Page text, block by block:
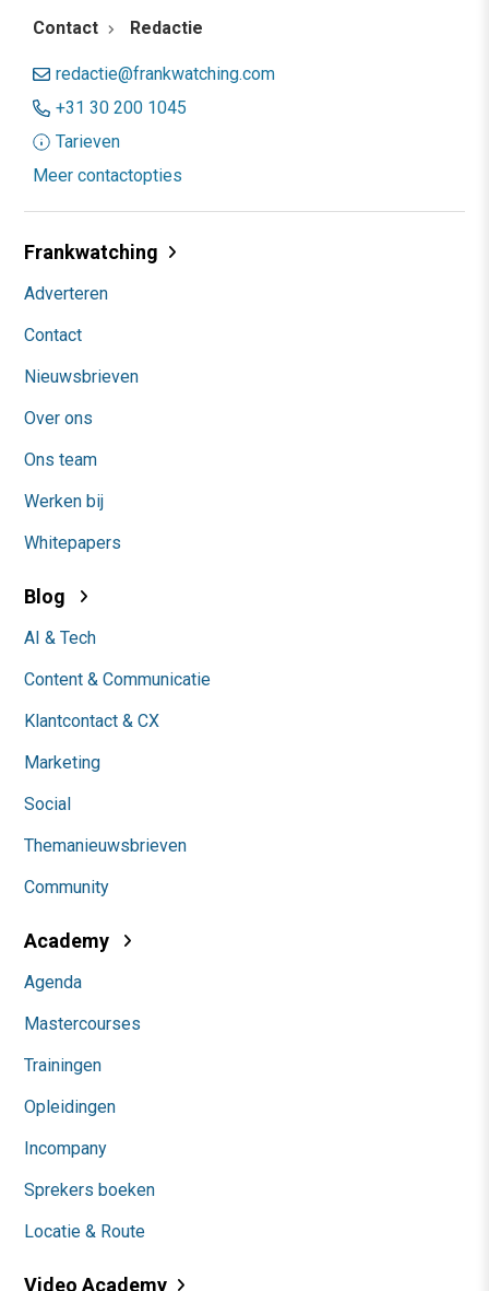
Contact Redactie
redactie@frankwatching.com
+31 30 200 1045
Tarieven
Meer contactopties
Frankwatching
Adverteren
Contact
Nieuwsbrieven
Over ons
Ons team
Werken bij
Whitepapers
Blog
AI & Tech
Content & Communicatie
Klantcontact & CX
Marketing
Social
Themanieuwsbrieven
Community
Academy
Agenda
Mastercourses
Trainingen
Opleidingen
Incompany
Sprekers boeken
Locatie & Route
Video Academy